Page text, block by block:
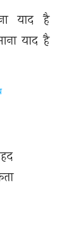
याद
है
याद है